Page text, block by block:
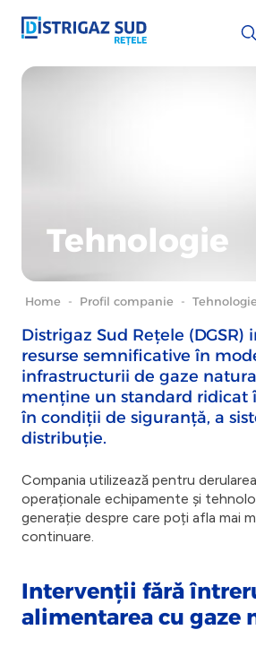
Tehnologie
Home - Profil companie - Tehnologie
Distrigaz Sud Rețele (DGSR)
resurse semnificative în
infrastructurii de gaze
menține un standard ridicat
în condiții de siguranță, a
distribuție.
Compania utilizează pentru
operaționale echipamente și
generație despre care poți afla mai
continuare.
Intervenții fără
alimentarea cu gaze